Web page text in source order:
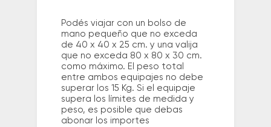
Podés viajar con un bolso de
mano pequeño que no exceda
de 40 x 40 x 25 cm. y una valija
que no exceda 80 x 80 x 30 cm.
como máximo. El peso total
entre ambos equipajes no debe
superar los 15 Kg. Si el equipaje
supera los límites de medida y
peso, es posible que debas
abonar los importes